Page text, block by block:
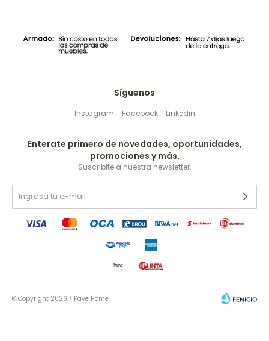
Síguenos
Instagram Facebook Linkedin
Enterate primero de novedades, oportunidades,
promociones y más.
Suscribite a nuestra newsletter.
© Copyright 2026 / Kave Home